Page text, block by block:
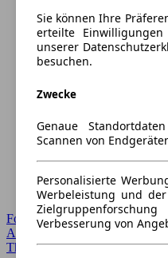
Forum Startseite
Alle Auto-Foren
Themen-Forum
Sie können Ihre
erteilte
unserer
besuchen.
Zwecke
Genaue
Scannen von
Personalisierte
Werbeleistung und
Verbesserung von